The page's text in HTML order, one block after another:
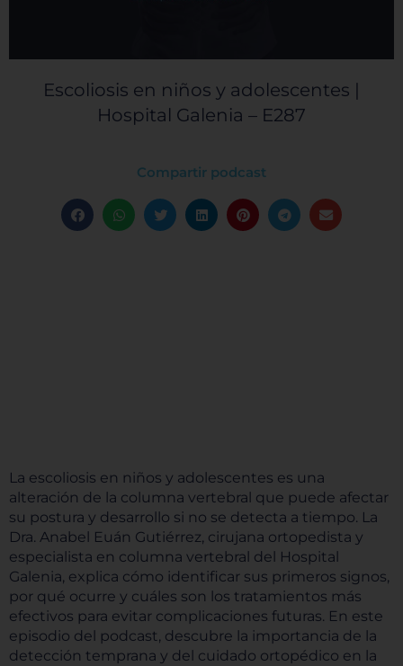
Escoliosis en niños y adolescentes |
Hospital Galenia – E287
Compartir podcast
La escoliosis en niños y adolescentes es una
alteración de la columna vertebral que puede afectar
su postura y desarrollo si no se detecta a tiempo. La
Dra. Anabel Euán Gutiérrez, cirujana ortopedista y
especialista en columna vertebral del Hospital
Galenia, explica cómo identificar sus primeros signos,
por qué ocurre y cuáles son los tratamientos más
efectivos para evitar complicaciones futuras. En este
episodio del podcast, descubre la importancia de la
detección temprana y del cuidado ortopédico en la